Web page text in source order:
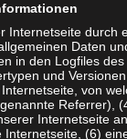
/
Elektroautos
ganzen Tag einen
der Auftritte der
Sommerfest
Internetseite durch
Daten
in den Logfiles
und
von
Referrer),
Internetseite
(6)